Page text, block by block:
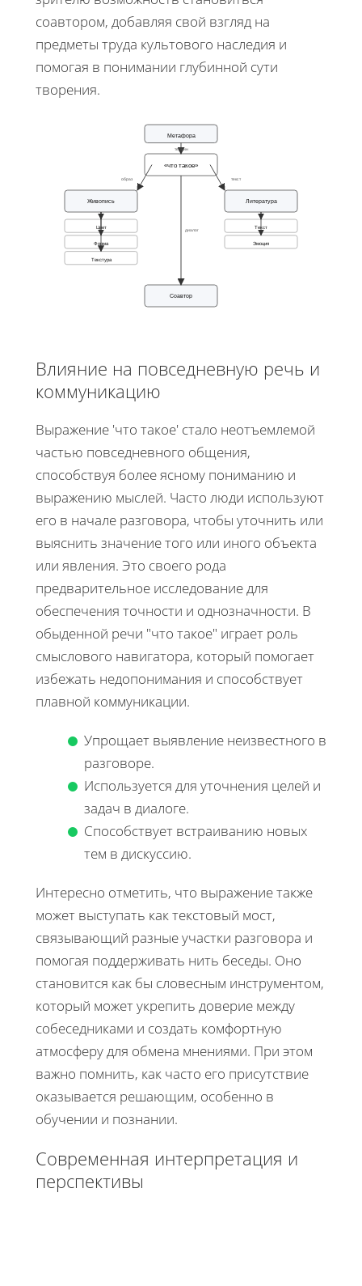
соавтором, добавляя свой взгляд на
предметы труда культового наследия и
помогая в понимании глубинной сути
творения.
Метафора
«что такое»
Живопись
Цвет
Форма
Текстура
Литература
Текст
Эмоция
Соавтор
термин
образ текст
диалог
Влияние на повседневную речь и
коммуникацию
Выражение 'что такое' стало неотъемлемой
частью повседневного общения,
способствуя более ясному пониманию и
выражению мыслей. Часто люди используют
его в начале разговора, чтобы уточнить или
выяснить значение того или иного объекта
или явления. Это своего рода
предварительное исследование для
обеспечения точности и однозначности. В
обыденной речи "что такое" играет роль
смыслового навигатора, который помогает
избежать недопонимания и способствует
плавной коммуникации.
Упрощает выявление неизвестного в
разговоре.
Используется для уточнения целей и
задач в диалоге.
Способствует встраиванию новых
тем в дискуссию.
Интересно отметить, что выражение также
может выступать как текстовый мост,
связывающий разные участки разговора и
помогая поддерживать нить беседы. Оно
становится как бы словесным инструментом,
который может укрепить доверие между
собеседниками и создать комфортную
атмосферу для обмена мнениями. При этом
важно помнить, как часто его присутствие
оказывается решающим, особенно в
обучении и познании.
Современная интерпретация и
перспективы